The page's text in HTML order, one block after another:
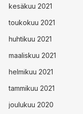
kesäkuu 2021
toukokuu 2021
huhtikuu 2021
maaliskuu 2021
helmikuu 2021
tammikuu 2021
joulukuu 2020